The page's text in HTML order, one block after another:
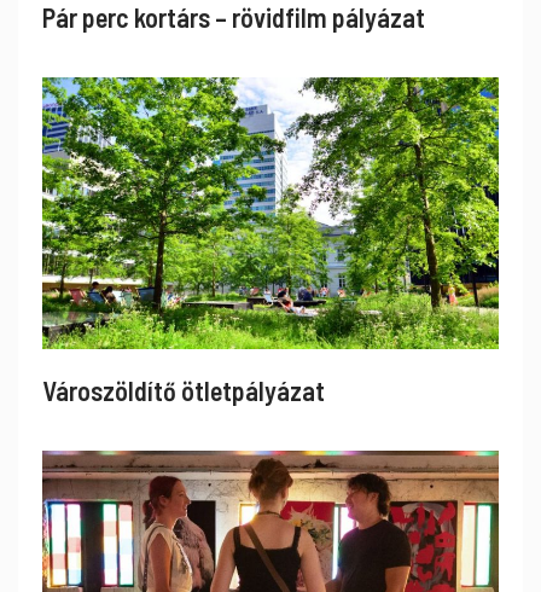
Pár perc kortárs – rövidfilm pályázat
Városzöldítő ötletpályázat